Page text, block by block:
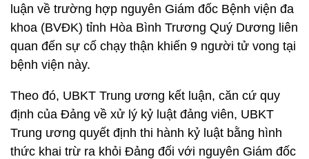
luận về trường hợp nguyên Giám đốc Bệnh viện đa
khoa (BVĐK) tỉnh Hòa Bình Trương Quý Dương liên
quan đến sự cố chạy thận khiến 9 người tử vong tại
bệnh viện này.
Theo đó, UBKT Trung ương kết luận, căn cứ quy
định của Đảng về xử lý kỷ luật đảng viên, UBKT
Trung ương quyết định thi hành kỷ luật bằng hình
thức khai trừ ra khỏi Đảng đối với nguyên Giám đốc